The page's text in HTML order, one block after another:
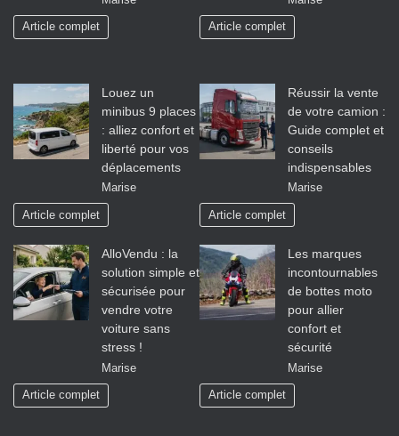
Article complet Article complet
Louez un
minibus 9 places
: alliez confort et
liberté pour vos
déplacements
Marise
Article complet
Réussir la vente
de votre camion :
Guide complet et
conseils
indispensables
Marise
Article complet
AlloVendu : la
solution simple et
sécurisée pour
vendre votre
voiture sans
stress !
Marise
Article complet
Les marques
incontournables
de bottes moto
pour allier
confort et
sécurité
Marise
Article complet